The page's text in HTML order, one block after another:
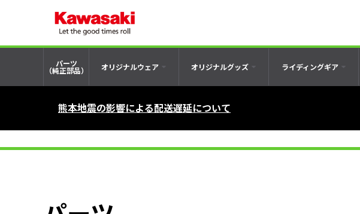
パーツ
（純正部品） オリジナルウェア オリジナルグッズ ライディングギア
熊本地震の影響による配送遅延について